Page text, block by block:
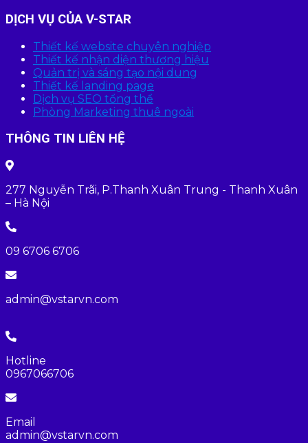
DỊCH VỤ CỦA V-STAR
Thiết kế website chuyên nghiệp
Thiết kế nhận diện thương hiệu
Quản trị và sáng tạo nội dung
Thiết kế landing page
Dịch vụ SEO tổng thể
Phòng Marketing thuê ngoài
THÔNG TIN LIÊN HỆ
277 Nguyễn Trãi, P.Thanh Xuân Trung - Thanh Xuân
– Hà Nội
09 6706 6706
admin@vstarvn.com
Hotline
0967066706
Email
admin@vstarvn.com